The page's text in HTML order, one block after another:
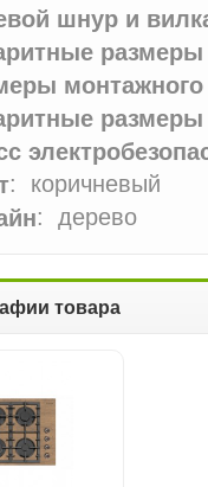
шнур и
: коричневый
: дерево
товара